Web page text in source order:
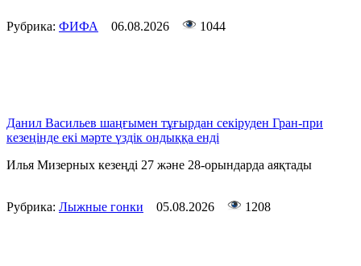
Рубрика: ФИФА 06.08.2026 1044
Данил Васильев шаңғымен тұғырдан секіруден Гран-при
кезеңінде екі мәрте үздік ондыққа енді
Илья Мизерных кезеңді 27 және 28-орындарда аяқтады
Рубрика: Лыжные гонки 05.08.2026 1208